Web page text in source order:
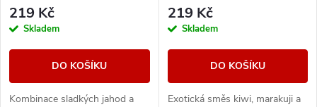
219 Kč
Skladem
DO KOŠÍKU
Kombinace sladkých jahod a
219 Kč
Skladem
DO KOŠÍKU
Exotická směs kiwi, marakuji a